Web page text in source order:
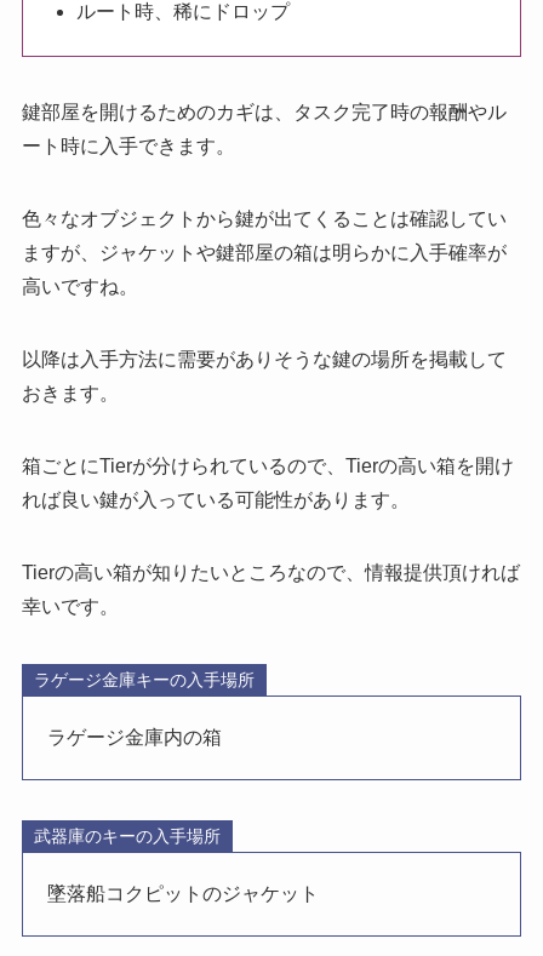
ルート時、稀にドロップ
鍵部屋を開けるためのカギは、
タスク完了時の報酬やル
ート時に入手できます。
色々なオブジェクトから鍵が出てくることは確認してい
ますが、
ジャケットや鍵部屋の箱は明らかに入手確率が
高いですね。
以降は入手方法に需要がありそうな鍵の場所を掲載して
おきます。
箱ごとにTierが分けられているので、Tierの高い箱を開け
れば良い鍵が入っている可能性があります。
Tierの高い箱が知りたいところなので、情報提供頂ければ
幸いです。
ラゲージ金庫キーの入手場所
ラゲージ金庫内の箱
武器庫のキーの入手場所
墜落船コクピットのジャケット